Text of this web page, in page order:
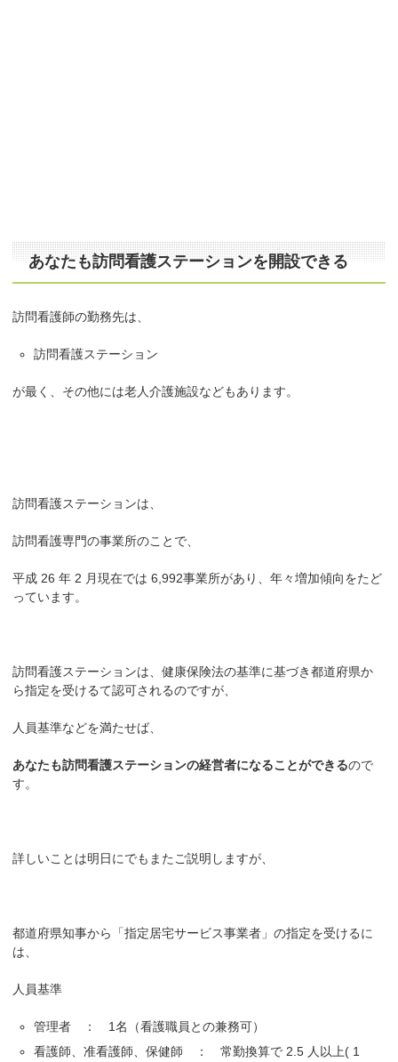
あなたも訪問看護ステーションを開設できる
訪問看護師の勤務先は、
訪問看護ステーション
が最く、その他には老人介護施設などもあります。
訪問看護ステーションは、
訪問看護専門の事業所のことで、
平成 26 年 2 月現在では 6,992事業所があり、年々増加傾向をたど
っています。
訪問看護ステーションは、健康保険法の基準に基づき都道府県か
ら指定を受けるて認可されるのですが、
人員基準などを満たせば、
あなたも訪問看護ステーションの経営者になることができるので
す。
詳しいことは明日にでもまたご説明しますが、
都道府県知事から「指定居宅サービス事業者」の指定を受けるに
は、
人員基準
管理者 ： 1名（看護職員との兼務可）
看護師、准看護師、保健師 ： 常勤換算で 2.5 人以上( 1